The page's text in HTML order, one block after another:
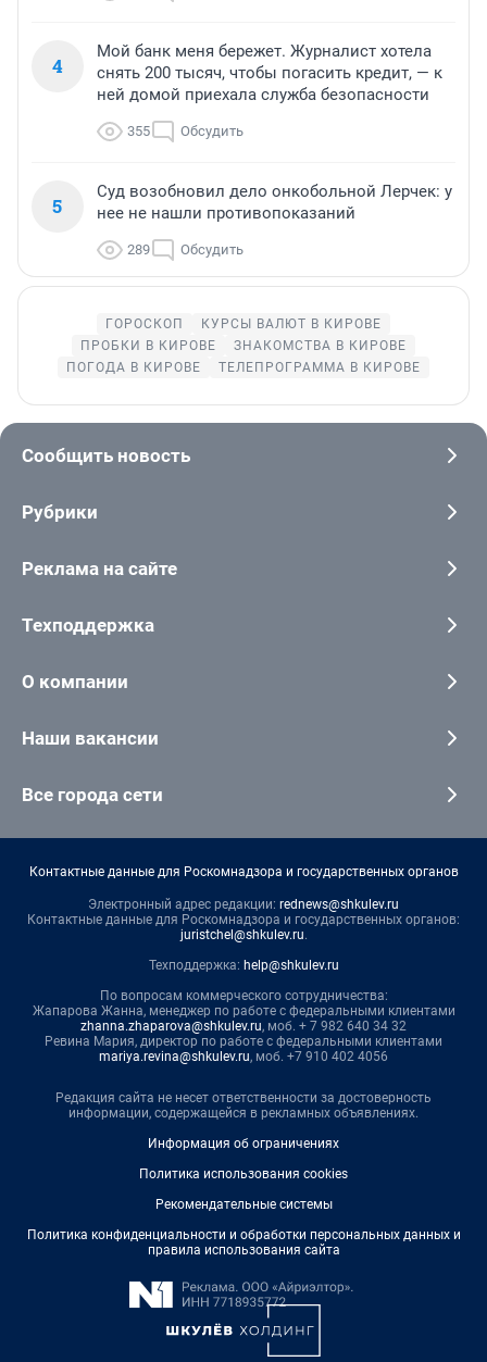
4
Мой банк меня бережет. Журналист хотела
снять 200 тысяч, чтобы погасить кредит, — к
ней домой приехала служба безопасности
355 Обсудить
5
Суд возобновил дело онкобольной Лерчек: у
нее не нашли противопоказаний
289 Обсудить
ГОРОСКОП
КУРСЫ ВАЛЮТ В КИРОВЕ
ПРОБКИ В КИРОВЕ
ЗНАКОМСТВА В КИРОВЕ
ПОГОДА В КИРОВЕ
ТЕЛЕПРОГРАММА В КИРОВЕ
Сообщить новость
Рубрики
Реклама на сайте
Техподдержка
О компании
Наши вакансии
Все города сети
Контактные данные для Роскомнадзора и государственных органов
Электронный адрес редакции: rednews@shkulev.ru
Контактные данные для Роскомнадзора и государственных органов:
juristchel@shkulev.ru.
Техподдержка: help@shkulev.ru
По вопросам коммерческого сотрудничества:
Жапарова Жанна, менеджер по работе с федеральными клиентами
zhanna.zhaparova@shkulev.ru, моб. + 7 982 640 34 32
Ревина Мария, директор по работе с федеральными клиентами
mariya.revina@shkulev.ru, моб. +7 910 402 4056
Редакция сайта не несет ответственности за достоверность
информации, содержащейся в рекламных объявлениях.
Информация об ограничениях
Политика использования cookies
Рекомендательные системы
Политика конфиденциальности и обработки персональных данных и
правила использования сайта